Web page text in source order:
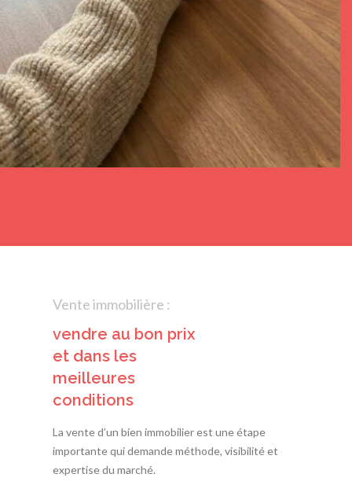
Vente immobilière :
vendre au bon prix
et dans les
meilleures
conditions
La vente d’un bien immobilier est une étape
importante qui demande méthode, visibilité et
expertise du marché.